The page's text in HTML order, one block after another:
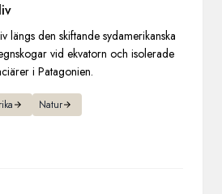
längs den skiftande sydamerikanska
vid ekvatorn och isolerade
i Patagonien.
Natur